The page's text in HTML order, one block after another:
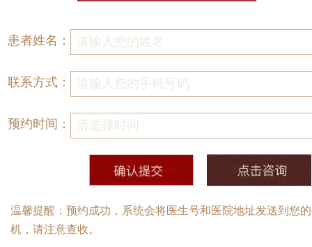
患者姓名：
联系方式：
预约时间：
温馨提醒：预约成功，系统会将医生号和医院地址发送到您
机，请注意查收。